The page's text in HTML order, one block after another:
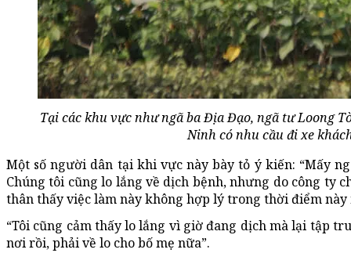
Tại các khu vực như ngã ba Địa Đạo, ngã tư Loong
Ninh có nhu cầu đi xe
Một số người dân tại khi vực này bày tỏ ý kiến: “Mấy
Chúng tôi cũng lo lắng về dịch bệnh, nhưng do công ty
thân thấy việc làm này không hợp lý trong thời điểm này
“Tôi cũng cảm thấy lo lắng vì giờ đang dịch mà lại tập
nơi rồi, phải về lo cho bố mẹ nữa”.